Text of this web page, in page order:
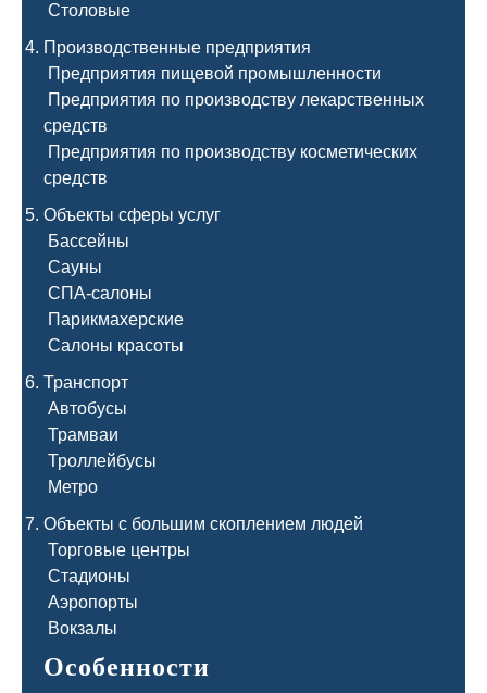
Столовые
Производственные предприятия
Предприятия пищевой промышленности
Предприятия по производству лекарственных
средств
Предприятия по производству косметических
средств
Объекты сферы услуг
Бассейны
Сауны
СПА-салоны
Парикмахерские
Салоны красоты
Транспорт
Автобусы
Трамваи
Троллейбусы
Метро
Объекты с большим скоплением людей
Торговые центры
Стадионы
Аэропорты
Вокзалы
Особенности